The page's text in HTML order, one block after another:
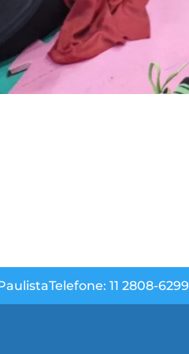
Telefone: 11 2808-6299